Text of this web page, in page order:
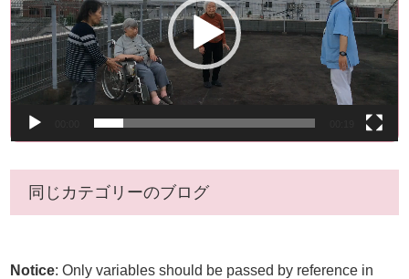
レ
ー
ヤ
ー
同じカテゴリーのブログ
Notice: Only variables should be passed by reference in